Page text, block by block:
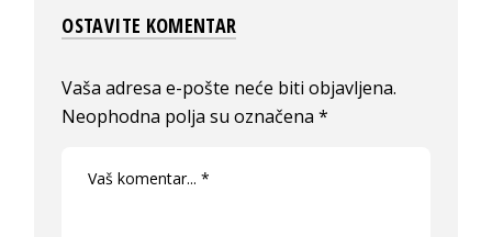
OSTAVITE KOMENTAR
Vaša adresa e-pošte neće biti objavljena.
Neophodna polja su označena*